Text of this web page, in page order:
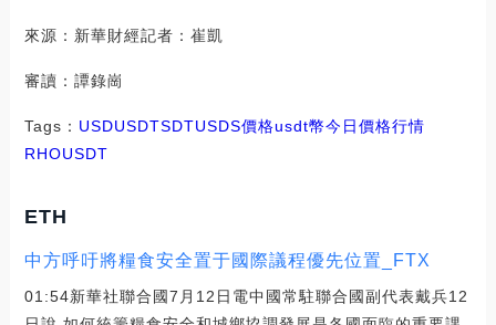
來源：新華財經記者：崔凱
審讀：譚錄崗
Tags： USDUSDTSDTUSDS價格usdt幣今日價格行情
RHOUSDT
ETH
中方呼吁將糧食安全置于國際議程優先位置_FTX
01:54新華社聯合國7月12日電中國常駐聯合國副代表戴兵12